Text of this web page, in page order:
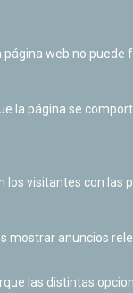
web no puede
la página se
visitantes con
anuncios
las distintas